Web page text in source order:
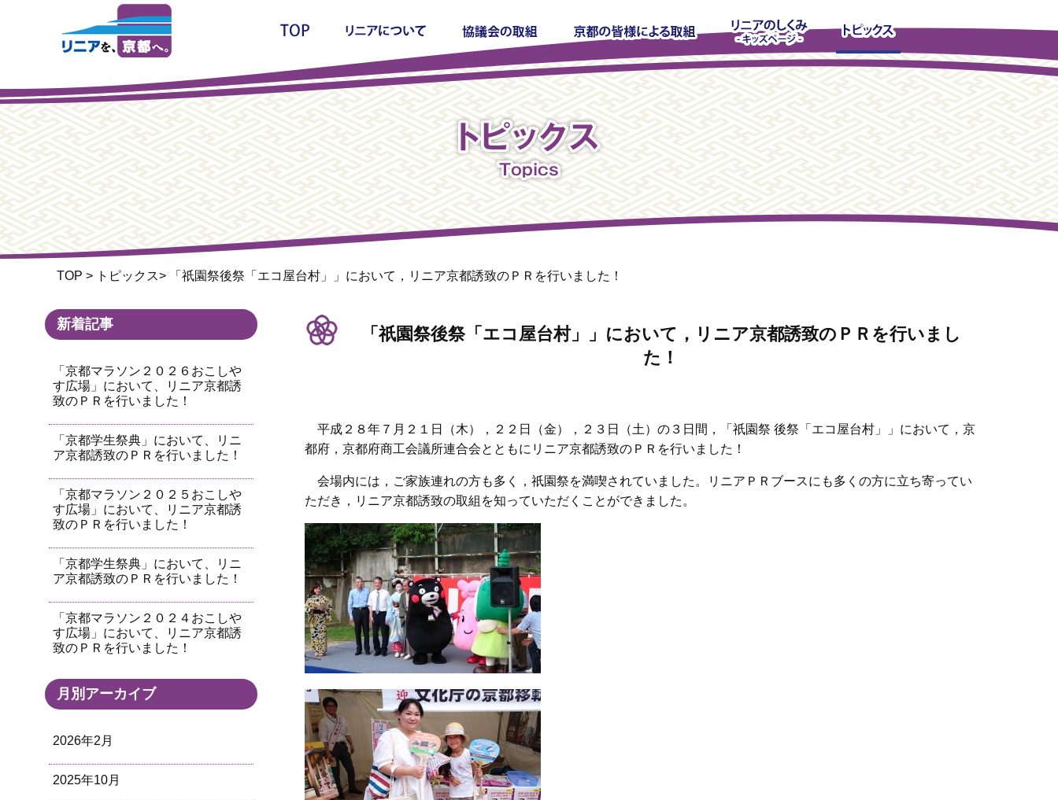
TOP > トピックス> 「祇園祭後祭「エコ屋台村」」において，リニア京都誘致のＰＲを行いました！
新着記事
「京都マラソン２０２６おこしや
す広場」において、リニア京都誘
致のＰＲを行いました！
「京都学生祭典」において、リニ
ア京都誘致のＰＲを行いました！
「京都マラソン２０２５おこしや
す広場」において、リニア京都誘
致のＰＲを行いました！
「京都学生祭典」において、リニ
ア京都誘致のＰＲを行いました！
「京都マラソン２０２４おこしや
す広場」において、リニア京都誘
致のＰＲを行いました！
月別アーカイブ
2026年2月
2025年10月
「祇園祭後祭「エコ屋台村」」において，リニア京都誘致のＰＲを行いまし
た！
平成２８年７月２１日（木），２２日（金），２３日（土）の３日間，「祇園祭 後祭「エコ屋台村」」において，京
都府，京都府商工会議所連合会とともにリニア京都誘致のＰＲを行いました！
会場内には，ご家族連れの方も多く，祇園祭を満喫されていました。リニアＰＲブースにも多くの方に立ち寄ってい
ただき，リニア京都誘致の取組を知っていただくことができました。